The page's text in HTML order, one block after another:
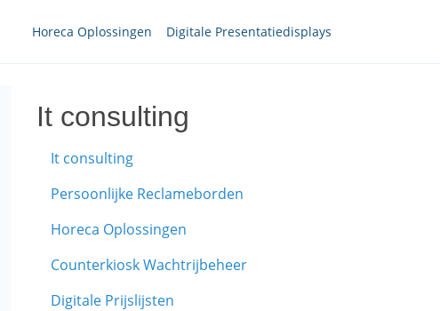
Horeca Oplossingen Digitale Presentatiedisplays
It consulting
It consulting
Persoonlijke Reclameborden
Horeca Oplossingen
Counterkiosk Wachtrijbeheer
Digitale Prijslijsten